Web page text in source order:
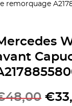
remorquage
48,00 €